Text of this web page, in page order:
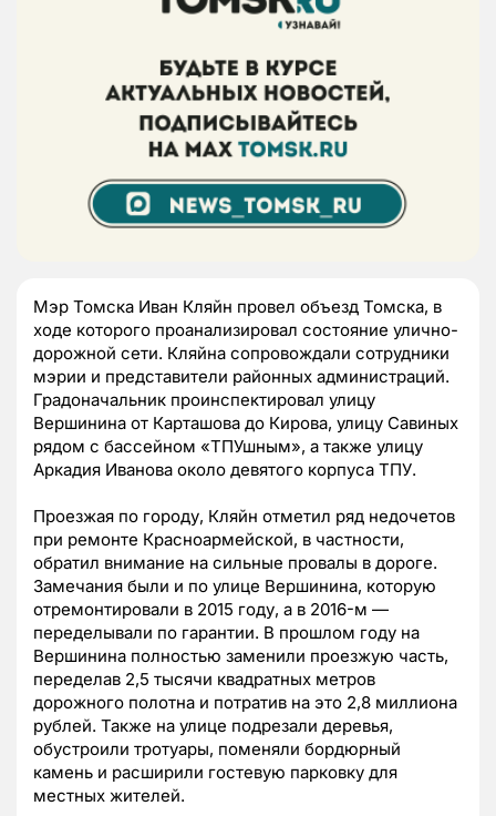
Мэр Томска Иван Кляйн провел объезд Томска, в
ходе которого проанализировал состояние улично-
дорожной сети. Кляйна сопровождали сотрудники
мэрии и представители районных администраций.
Градоначальник проинспектировал улицу
Вершинина от Карташова до Кирова, улицу Савиных
рядом с бассейном «ТПУшным», а также улицу
Аркадия Иванова около девятого корпуса ТПУ.
Проезжая по городу, Кляйн отметил ряд недочетов
при ремонте Красноармейской, в частности,
обратил внимание на сильные провалы в дороге.
Замечания были и по улице Вершинина, которую
отремонтировали в 2015 году, а в 2016-м —
переделывали по гарантии. В прошлом году на
Вершинина полностью заменили проезжую часть,
переделав 2,5 тысячи квадратных метров
дорожного полотна и потратив на это 2,8 миллиона
рублей. Также на улице подрезали деревья,
обустроили тротуары, поменяли бордюрный
камень и расширили гостевую парковку для
местных жителей.